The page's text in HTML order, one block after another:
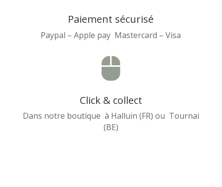
Paiement sécurisé
Paypal – Apple pay Mastercard – Visa

Click & collect
Dans notre boutique à Halluin (FR) ou Tournai
(BE)